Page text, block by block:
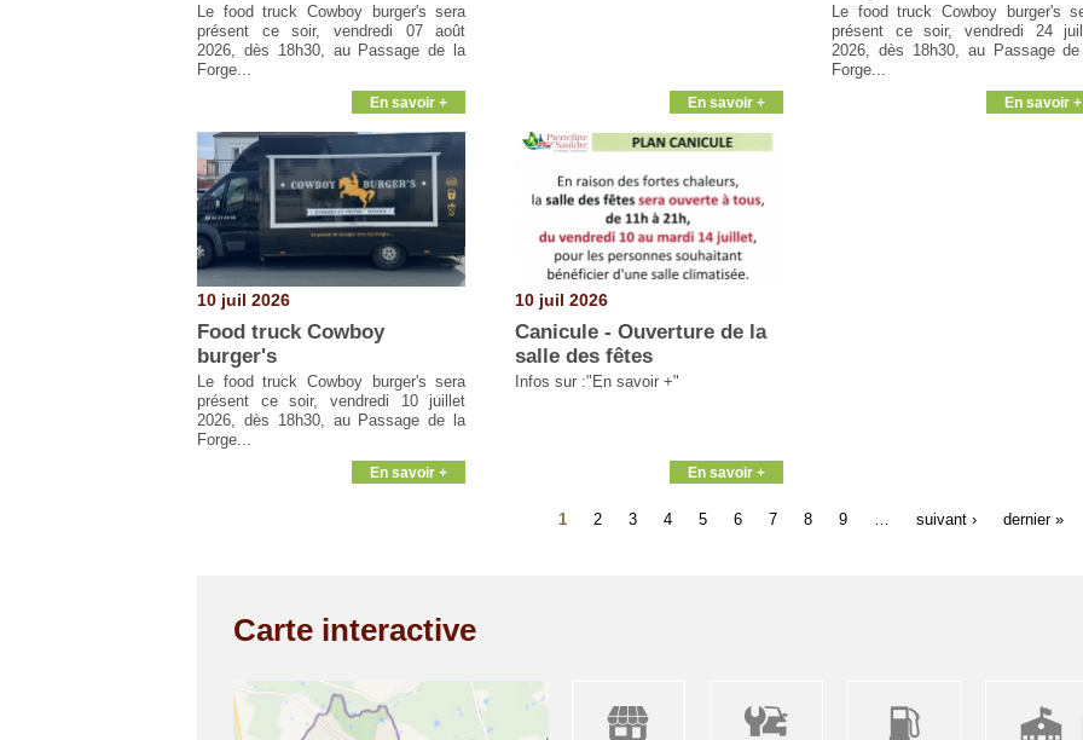
Le food truck Cowboy burger's sera
présent ce soir, vendredi 07 août
2026, dès 18h30, au Passage de la
Forge...
En savoir + En savoir +
Le food truck Cowboy burger's
présent ce soir, vendredi 24
2026, dès 18h30, au Passage
Forge...
En savoir +
10 juil 2026
Food truck Cowboy
burger's
Le food truck Cowboy burger's sera
présent ce soir, vendredi 10 juillet
2026, dès 18h30, au Passage de la
Forge...
En savoir +
10 juil 2026
Canicule - Ouverture de la
salle des fêtes
Infos sur :"En savoir +"
En savoir +
1 2 3 4 5 6 7 8 9 suivant › dernier »
Carte interactive